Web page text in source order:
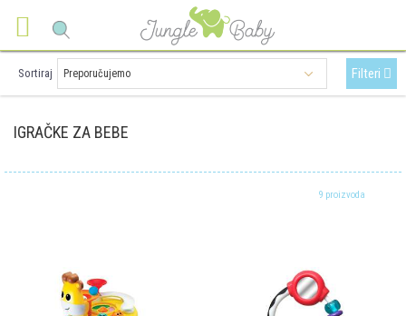
IGRAČKE ZA BEBE
Sortiraj Filteri
9 proizvoda